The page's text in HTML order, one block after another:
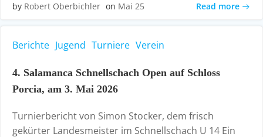
by Robert Oberbichler on Mai 25 Read more
Berichte Jugend Turniere Verein
4. Salamanca Schnellschach Open auf Schloss
Porcia, am 3. Mai 2026
Turnierbericht von Simon Stocker, dem frisch
gekürter Landesmeister im Schnellschach U 14 Ein